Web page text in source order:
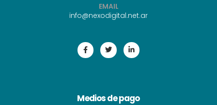
EMAIL
info@nexodigital.net.ar
Medios de pago